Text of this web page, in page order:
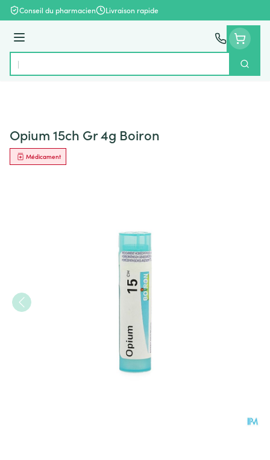
Aller au contenu
Conseil du pharmacien Livraison rapide
Menu
Rechercher
Opium 15ch Gr 4g Boiron
Médicament